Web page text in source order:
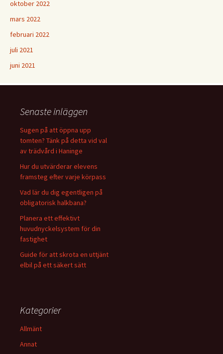
oktober 2022
mars 2022
februari 2022
juli 2021
juni 2021
Senaste inläggen
Sugen på att öppna upp
tomten? Tänk på detta vid val
av trädvård i Haninge
Hur du utvärderar elevens
framsteg efter varje körpass
Vad lär du dig egentligen på
obligatorisk halkbana?
Planera ett effektivt
huvudnyckelsystem för din
fastighet
Guide för att skrota en uttjänt
elbil på ett säkert sätt
Kategorier
Allmänt
Annat